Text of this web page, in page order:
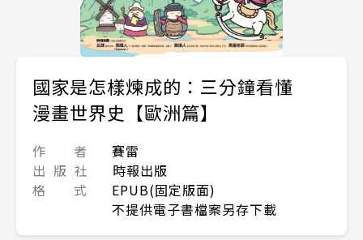
國家是怎樣煉成的：三分鐘看懂
漫畫世界史【歐洲篇】
作 者
賽雷
出 版 社
時報出版
格 式
EPUB(固定版面)
不提供電子書檔案另存下載